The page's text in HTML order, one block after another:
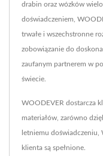
drabin oraz wózków
doświadczeniem,
trwałe i wszechstronne
zobowiązanie do
zaufanym partnerem w
świecie.
WOODEVER dostarcza
materiałów, zarówno
letniemu doświadczeniu,
klienta są spełnione.